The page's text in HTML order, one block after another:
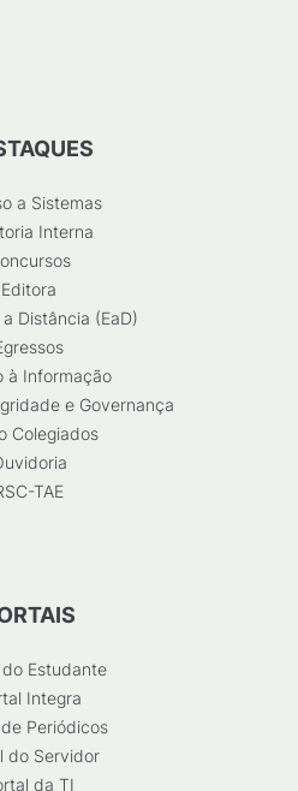
a Sistemas
Interna
Editora
Distância (EaD)
à Informação
e Governança
Colegiados
TAE
Estudante
Integra
Periódicos
do Servidor
da TI